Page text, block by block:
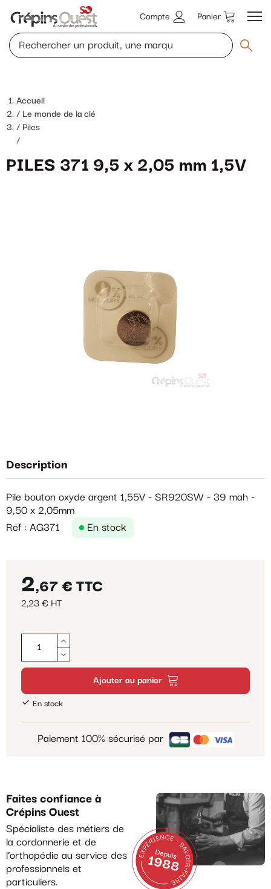
Compte Panier
Accueil
Le monde de la clé
Piles
/
PILES 371 9,5 x 2,05 mm 1,5V
Description
Pile bouton oxyde argent 1,55V - SR920SW - 39 mah -
9,50 x 2,05mm
Réf : AG371
En stock
2,67 € TTC
2,23 € HT
Ajouter au panier
En stock
Paiement 100% sécurisé par
Faites confiance à
Crépins Ouest
Spécialiste des métiers de
la cordonnerie et de
l’orthopédie au service des
professionnels et
particuliers.